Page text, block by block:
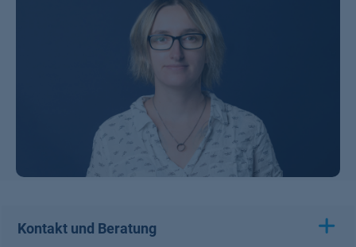
Kontakt und Beratung